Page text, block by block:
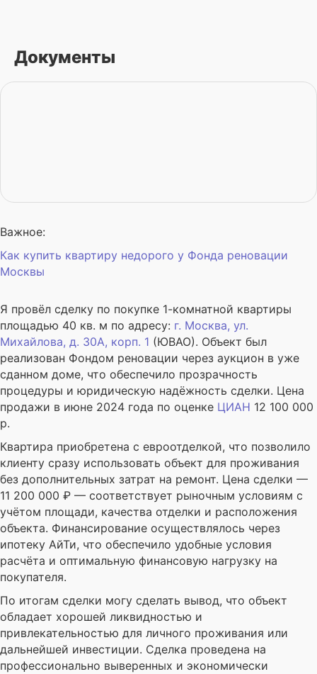
Документы
Важное:
Как купить квартиру недорого у Фонда реновации
Москвы
Я провёл сделку по покупке 1-комнатной квартиры
площадью 40 кв. м по адресу: г. Москва, ул.
Михайлова, д. 30А, корп. 1 (ЮВАО). Объект был
реализован Фондом реновации через аукцион в уже
сданном доме, что обеспечило прозрачность
процедуры и юридическую надёжность сделки. Цена
продажи в июне 2024 года по оценке ЦИАН 12 100 000
р.
Квартира приобретена с евроотделкой, что позволило
клиенту сразу использовать объект для проживания
без дополнительных затрат на ремонт. Цена сделки —
11 200 000 ₽ — соответствует рыночным условиям с
учётом площади, качества отделки и расположения
объекта. Финансирование осуществлялось через
ипотеку АйТи, что обеспечило удобные условия
расчёта и оптимальную финансовую нагрузку на
покупателя.
По итогам сделки могу сделать вывод, что объект
обладает хорошей ликвидностью и
привлекательностью для личного проживания или
дальнейшей инвестиции. Сделка проведена на
профессионально выверенных и экономически